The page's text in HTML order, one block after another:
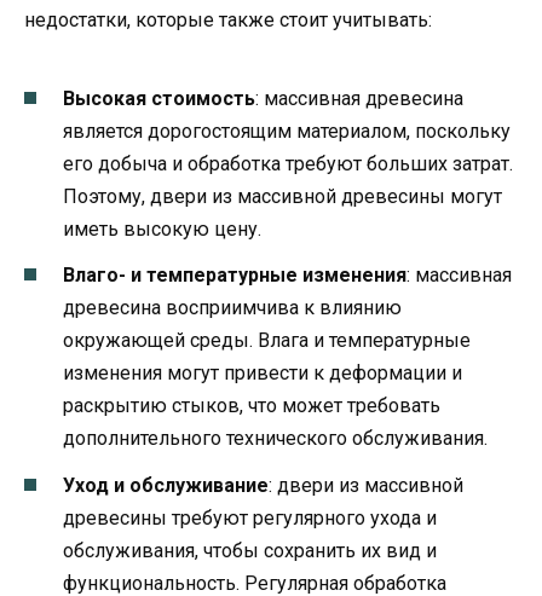
недостатки, которые также стоит учитывать:
Высокая стоимость: массивная древесина
является дорогостоящим материалом, поскольку
его добыча и обработка требуют больших затрат.
Поэтому, двери из массивной древесины могут
иметь высокую цену.
Влаго- и температурные изменения: массивная
древесина восприимчива к влиянию
окружающей среды. Влага и температурные
изменения могут привести к деформации и
раскрытию стыков, что может требовать
дополнительного технического обслуживания.
Уход и обслуживание: двери из массивной
древесины требуют регулярного ухода и
обслуживания, чтобы сохранить их вид и
функциональность. Регулярная обработка